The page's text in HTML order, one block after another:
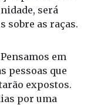
que
expostos.
conseguem
passando
dias de
é que os